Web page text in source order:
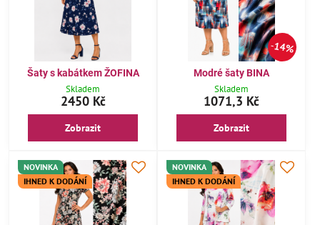
Šaty s kabátkem ŽOFINA
Skladem
2450 Kč
Zobrazit
14%
Modré šaty BINA
Skladem
1071,3 Kč
Zobrazit
NOVINKA
IHNED K DODÁNÍ
NOVINKA
IHNED K DODÁNÍ